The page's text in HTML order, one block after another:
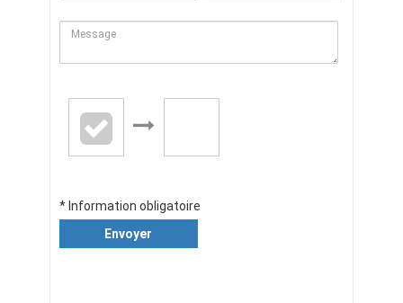
* Information obligatoire
Envoyer